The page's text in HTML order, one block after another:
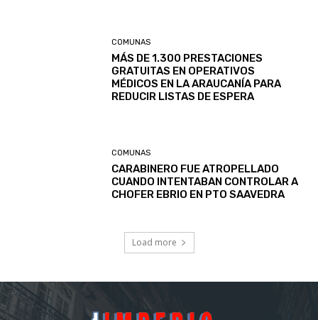
COMUNAS
MÁS DE 1.300 PRESTACIONES
GRATUITAS EN OPERATIVOS
MÉDICOS EN LA ARAUCANÍA PARA
REDUCIR LISTAS DE ESPERA
COMUNAS
CARABINERO FUE ATROPELLADO
CUANDO INTENTABAN CONTROLAR A
CHOFER EBRIO EN PTO SAAVEDRA
Load more